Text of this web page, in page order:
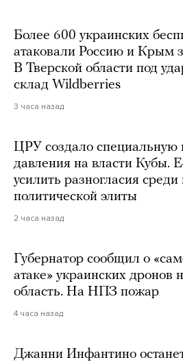
Более 600 украинских
атаковали Россию и Крым
В Тверской области под
склад Wildberries
3 часа назад
ЦРУ создало специальную
давления на власти Кубы.
усилить разногласия среди
политической элиты
2 часа назад
Губернатор сообщил о
атаке» украинских дронов
область. На НПЗ пожар
4 часа назад
Джанни Инфантино